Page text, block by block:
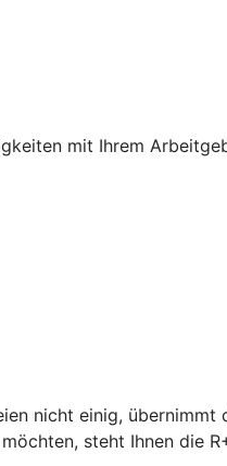
mit Ihrem
nicht einig, übernimmt
steht Ihnen die